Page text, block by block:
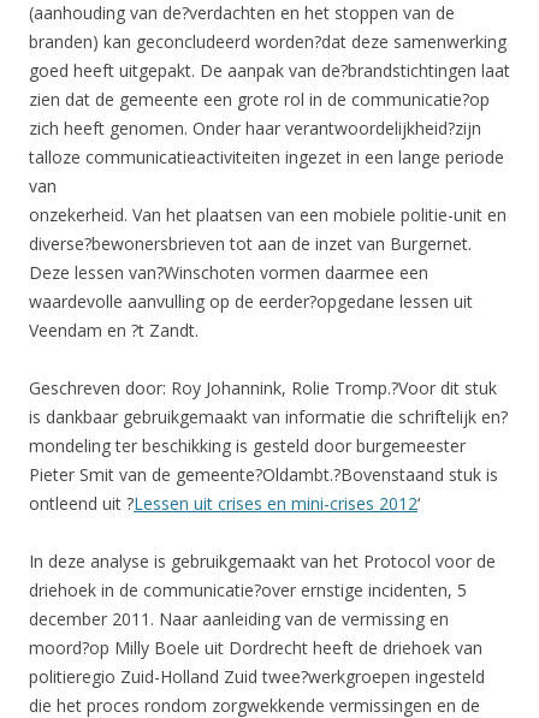
(aanhouding van de?verdachten en het stoppen van de
branden) kan geconcludeerd worden?dat deze samenwerking
goed heeft uitgepakt. De aanpak van de?brandstichtingen laat
zien dat de gemeente een grote rol in de communicatie?op
zich heeft genomen. Onder haar verantwoordelijkheid?zijn
talloze communicatieactiviteiten ingezet in een lange periode
van
onzekerheid. Van het plaatsen van een mobiele politie-unit en
diverse?bewonersbrieven tot aan de inzet van Burgernet.
Deze lessen van?Winschoten vormen daarmee een
waardevolle aanvulling op de eerder?opgedane lessen uit
Veendam en ?t Zandt.
Geschreven door: Roy Johannink, Rolie Tromp.?Voor dit stuk
is dankbaar gebruikgemaakt van informatie die schriftelijk en?
mondeling ter beschikking is gesteld door burgemeester
Pieter Smit van de gemeente?Oldambt.?Bovenstaand stuk is
ontleend uit ?Lessen uit crises en mini-crises 2012‘
In deze analyse is gebruikgemaakt van het Protocol voor de
driehoek in de communicatie?over ernstige incidenten, 5
december 2011. Naar aanleiding van de vermissing en
moord?op Milly Boele uit Dordrecht heeft de driehoek van
politieregio Zuid-Holland Zuid twee?werkgroepen ingesteld
die het proces rondom zorgwekkende vermissingen en de